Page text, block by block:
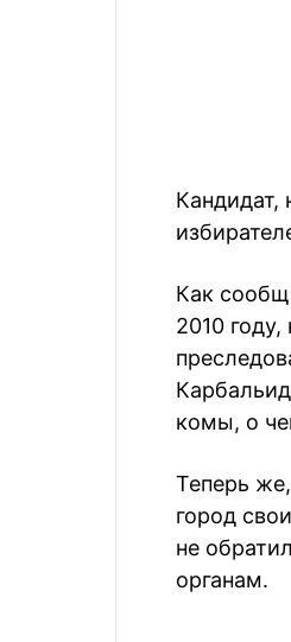
Кандидат,
Как
2010
комы, о
Теперь
город
не
органам.